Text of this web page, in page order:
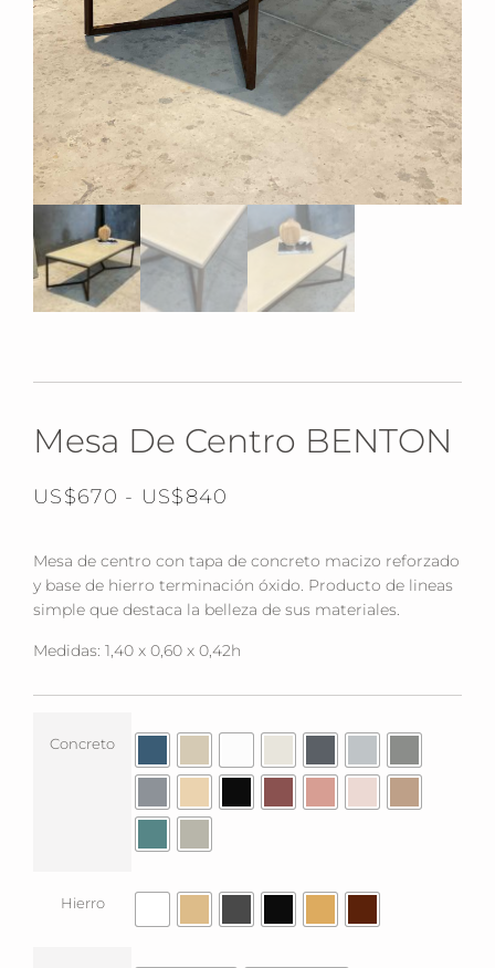
Mesa De Centro BENTON
US$670 - US$840
Mesa de centro con tapa de concreto macizo reforzado
y base de hierro terminación óxido. Producto de lineas
simple que destaca la belleza de sus materiales.
Medidas: 1,40 x 0,60 x 0,42h
Concreto
Hierro